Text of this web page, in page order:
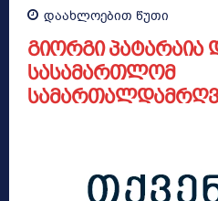
დაახლოებით წუთი
გიორგი პატარაია
სასამართლომ